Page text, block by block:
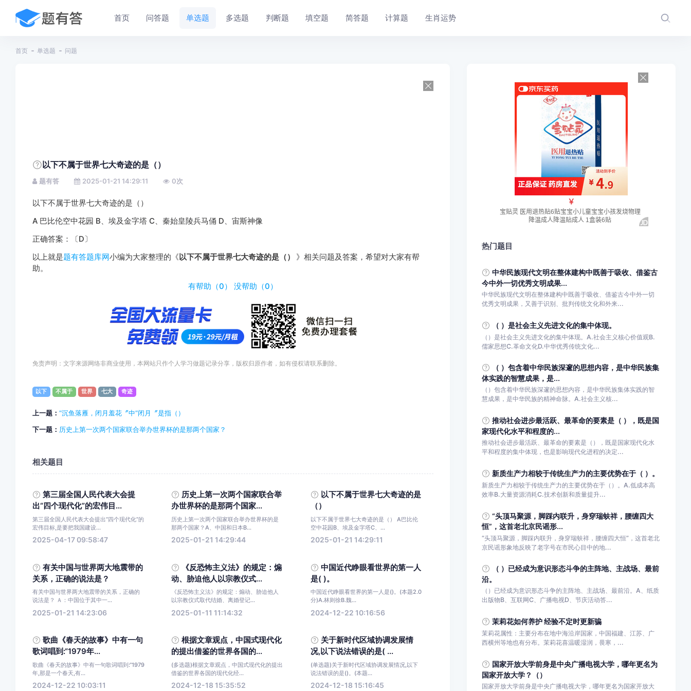
首页 问答题 单选题 多选题 判断题 填空题 简答题 计算题 生肖运势
首页 单选题 问题
以下不属于世界七大奇迹的是（）
题有答 2025-01-21 14:29:11 0次
以下不属于世界七大奇迹的是（）
A 巴比伦空中花园 B、埃及金字塔 C、秦始皇陵兵马俑 D、宙斯神像
正确答案：〔D〕
以上就是题有答题库网小编为大家整理的《以下不属于世界七大奇迹的是（） 》相关问题及答案，希望对大家有帮
助。
有帮助（0） 没帮助（0）
免责声明：文字来源网络非商业使用，本网站只作个人学习做题记录分享，版权归原作者，如有侵权请联系删除。
以下 不属于 世界 七大 奇迹
上一题： “沉鱼落雁，闭月羞花〞中“闭月〞是指（）
下一题： 历史上第一次两个国家联合举办世界杯的是那两个国家？
相关题目
第三届全国人民代表大会提
出“四个现代化”的宏伟目...
第三届全国人民代表大会提出“四个现代化”的
宏伟目标,是要把我国建设...
2025-04-17 09:58:47
历史上第一次两个国家联合举
办世界杯的是那两个国家...
历史上第一次两个国家联合举办世界杯的是
那两个国家？A、中国和日本B...
2025-01-21 14:29:44
以下不属于世界七大奇迹的是
（）
以下不属于世界七大奇迹的是（） A巴比伦
空中花园B、埃及金字塔C、...
2025-01-21 14:29:11
有关中国与世界两大地震带的
关系，正确的说法是？
有关中国与世界两大地震带的关系，正确的
说法是？ Ａ：中国位于其中一...
2025-01-21 14:23:06
《反恐怖主义法》的规定：煽
动、胁迫他人以宗教仪式...
《反恐怖主义法》的规定：煽动、胁迫他人
以宗教仪式取代结婚、离婚登记...
2025-01-11 11:14:32
中国近代睁眼看世界的第一人
是( )。
中国近代睁眼看世界的第一人是()。(本题2.0
分)A.林则徐B.魏...
2024-12-22 10:16:56
歌曲《春天的故事》中有一句
歌词唱到:“1979年...
歌曲《春天的故事》中有一句歌词唱到:“1979
年,那是一个春天,有...
2024-12-22 10:03:11
根据文章观点，中国式现代化
的提出借鉴的世界各国的...
(多选题)根据文章观点，中国式现代化的提出
借鉴的世界各国的现代化经...
2024-12-18 15:35:52
关于新时代区域协调发展情
况,以下说法错误的是( ...
(单选题)关于新时代区域协调发展情况,以下
说法错误的是()。(本题...
2024-12-18 15:16:45
热门题目
中华民族现代文明在整体建构中既善于吸收、借鉴古
今中外一切优秀文明成果...
中华民族现代文明在整体建构中既善于吸收、借鉴古今中外一切
优秀文明成果，又善于识别、批判传统文化和外来...
（ ）是社会主义先进文化的集中体现。
（）是社会主义先进文化的集中体现。A.社会主义核心价值观B.
儒家思想C.革命文化D.中华优秀传统文化...
（ ）包含着中华民族深邃的思想内容，是中华民族集
体实践的智慧成果，是...
（）包含着中华民族深邃的思想内容，是中华民族集体实践的智
慧成果，是中华民族的精神命脉。A.社会主义核...
推动社会进步最活跃、最革命的要素是（ ），既是国
家现代化水平和程度的...
推动社会进步最活跃、最革命的要素是（），既是国家现代化水
平和程度的集中体现，也是影响现代化进程的决定...
新质生产力相较于传统生产力的主要优势在于（ ）。
新质生产力相较于传统生产力的主要优势在于（）。A.低成本高
效率B.大量资源消耗C.技术创新和质量提升...
“头顶马聚源，脚踩内联升，身穿瑞蚨祥，腰缠四大
恒”，这首老北京民谣形...
“头顶马聚源，脚踩内联升，身穿瑞蚨祥，腰缠四大恒”，这首老北
京民谣形象地反映了老字号在市民心目中的地...
（ ）已经成为意识形态斗争的主阵地、主战场、最前
沿。
（）已经成为意识形态斗争的主阵地、主战场、最前沿。A、纸质
出版物B、互联网C、广播电视D、节庆活动答...
茉莉花如何养护 经验不定时更新骗
茉莉花属性：主要分布在地中海沿岸国家，中国福建、江苏、广
西横州等地也有分布。茉莉花喜温暖湿润，畏寒，...
国家开放大学前身是中央广播电视大学，哪年更名为
国家开放大学？（）
国家开放大学前身是中央广播电视大学，哪年更名为国家开放大